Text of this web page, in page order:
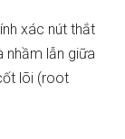
xác nút thắt
nhầm lẫn giữa
lõi (root